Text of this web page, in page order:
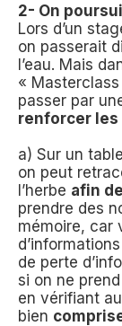
2- On
Lors d’un
on passerait
l’eau. Mais
«
passer par
renforcer les
a) Sur un
on peut
l’herbe afin
prendre des
mémoire, car
de perte
si on ne
en vérifiant
bien